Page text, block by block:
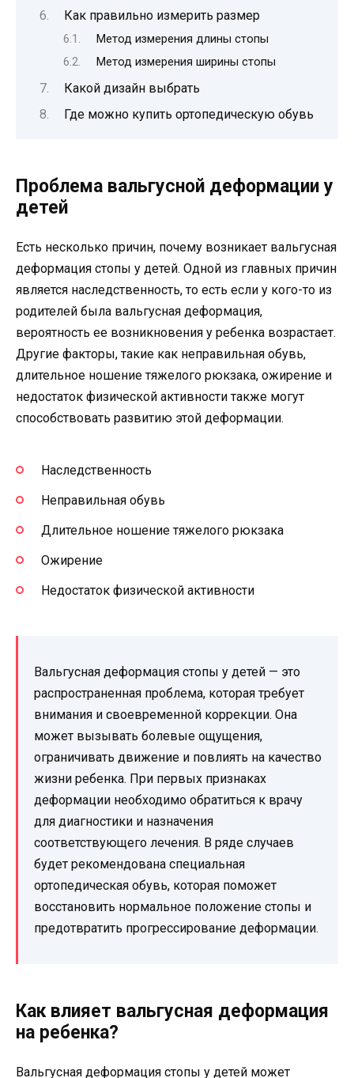
Как правильно измерить размер
Метод измерения длины стопы
Метод измерения ширины стопы
Какой дизайн выбрать
Где можно купить ортопедическую обувь
Проблема вальгусной деформации у
детей
Есть несколько причин, почему возникает вальгусная
деформация стопы у детей. Одной из главных причин
является наследственность, то есть если у кого-то из
родителей была вальгусная деформация,
вероятность ее возникновения у ребенка возрастает.
Другие факторы, такие как неправильная обувь,
длительное ношение тяжелого рюкзака, ожирение и
недостаток физической активности также могут
способствовать развитию этой деформации.
Наследственность
Неправильная обувь
Длительное ношение тяжелого рюкзака
Ожирение
Недостаток физической активности
Вальгусная деформация стопы у детей — это
распространенная проблема, которая требует
внимания и своевременной коррекции. Она
может вызывать болевые ощущения,
ограничивать движение и повлиять на качество
жизни ребенка. При первых признаках
деформации необходимо обратиться к врачу
для диагностики и назначения
соответствующего лечения. В ряде случаев
будет рекомендована специальная
ортопедическая обувь, которая поможет
восстановить нормальное положение стопы и
предотвратить прогрессирование деформации.
Как влияет вальгусная деформация
на ребенка?
Вальгусная деформация стопы у детей может